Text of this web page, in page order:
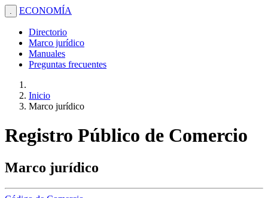
. ECONOMÍA
Directorio
Marco jurídico
Manuales
Preguntas frecuentes
Inicio
Marco jurídico
Registro Público de Comercio
Marco jurídico